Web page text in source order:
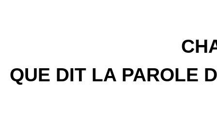
QUE DIT LA PAROLE